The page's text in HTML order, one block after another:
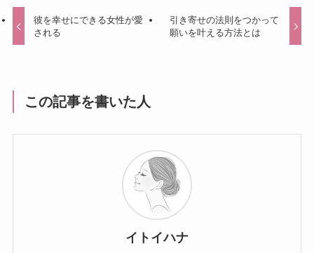
彼を幸せにできる女性が愛
される
引き寄せの法則をつかって
願いを叶える方法とは
この記事を書いた人
イトイハナ